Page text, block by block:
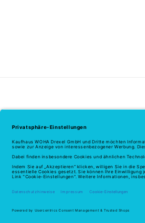
© 2026,WohaPowered by Shopify